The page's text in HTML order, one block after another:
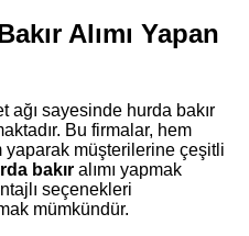
Alımı Yapan
ağı sayesinde hurda bakır
Bu firmalar, hem
yaparak müşterilerine çeşitli
bakır alımı yapmak
seçenekleri
mümkündür.